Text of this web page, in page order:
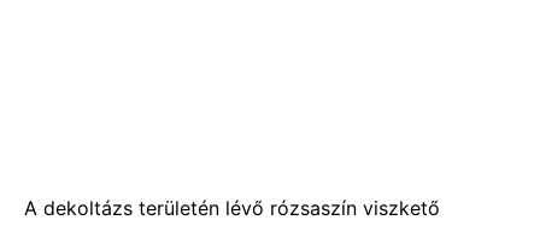
A dekoltázs területén lévő rózsaszín viszkető